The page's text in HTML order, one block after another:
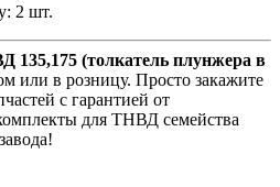
2 шт.
135,175 (толкатель плунжера в
или в розницу. Просто закажите
с гарантией от
для ТНВД семейства